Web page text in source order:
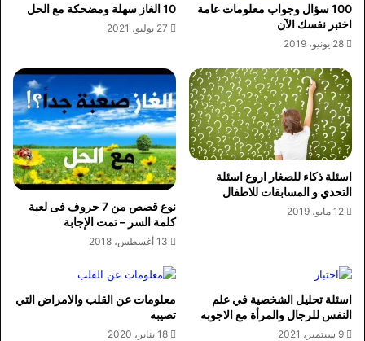
100 سؤال وجواب معلومات عامة
اختبر نفسك الآن
28 يونيو، 2019
10 الغاز سهلة ومضحكة مع الحل
27 يوليو، 2021
اسئلة ذكاء للصغار اروع اسئلة
التحدي و المسابقات للاطفال
12 مايو، 2019
نوع قصص من 7 حروف فى لعبة
كلمة السر – تمت الإجابة
13 أغسطس، 2018
اسئلة تحليل الشخصية في علم
النفس للرجال والمرأة مع الاجوبه
9 سبتمبر، 2021
معلومات عن القلب والامراض التي
تصيبه
18 يناير، 2020